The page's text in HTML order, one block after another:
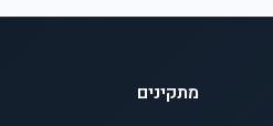
מתקינים